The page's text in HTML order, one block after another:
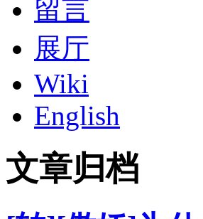
留言
展厅
Wiki
English
文章归档